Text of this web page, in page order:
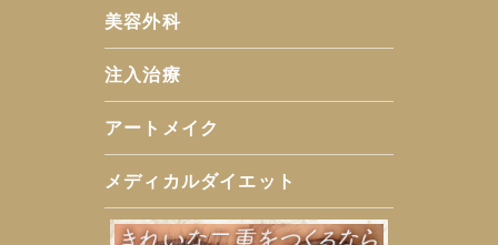
美容外科
注入治療
アートメイク
メディカルダイエット